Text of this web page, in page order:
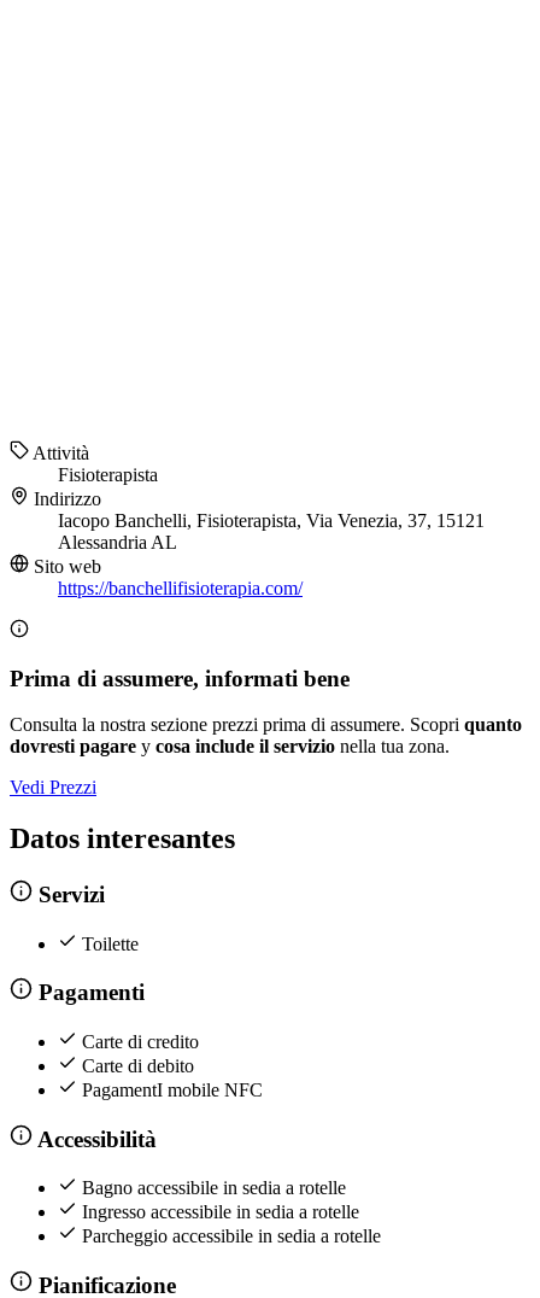
Attività
Fisioterapista
Indirizzo
Iacopo Banchelli, Fisioterapista, Via Venezia, 37, 15121
Alessandria AL
Sito web
https://banchellifisioterapia.com/
Prima di assumere, informati bene
Consulta la nostra sezione prezzi prima di assumere. Scopri quanto
dovresti pagare y cosa include il servizio nella tua zona.
Vedi Prezzi
Datos interesantes
Servizi
Toilette
Pagamenti
Carte di credito
Carte di debito
PagamentI mobile NFC
Accessibilità
Bagno accessibile in sedia a rotelle
Ingresso accessibile in sedia a rotelle
Parcheggio accessibile in sedia a rotelle
Pianificazione